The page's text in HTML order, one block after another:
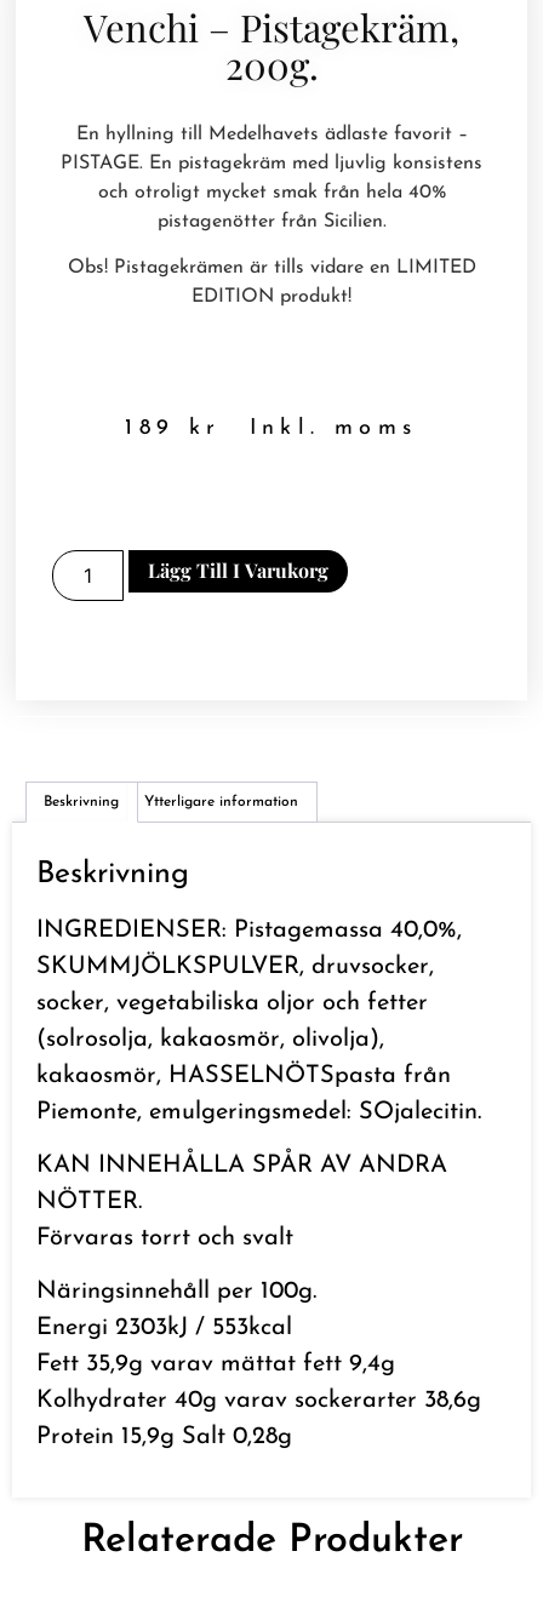
Venchi – Pistagekräm,
200g.
En hyllning till Medelhavets ädlaste favorit –
PISTAGE. En pistagekräm med ljuvlig konsistens
och otroligt mycket smak från hela 40%
pistagenötter från Sicilien.
Obs! Pistagekrämen är tills vidare en LIMITED
EDITION produkt!
189 kr Inkl. moms
Lägg Till I Varukorg
Beskrivning Ytterligare information
Beskrivning
INGREDIENSER: Pistagemassa 40,0%,
SKUMMJÖLKSPULVER, druvsocker,
socker, vegetabiliska oljor och fetter
(solrosolja, kakaosmör, olivolja),
kakaosmör, HASSELNÖTSpasta från
Piemonte, emulgeringsmedel: SOjalecitin.
KAN INNEHÅLLA SPÅR AV ANDRA
NÖTTER.
Förvaras torrt och svalt
Näringsinnehåll per 100g.
Energi 2303kJ / 553kcal
Fett 35,9g varav mättat fett 9,4g
Kolhydrater 40g varav sockerarter 38,6g
Protein 15,9g Salt 0,28g
Relaterade Produkter